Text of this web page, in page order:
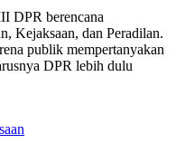
DPR berencana
Kejaksaan, dan Peradilan.
publik mempertanyakan
DPR lebih dulu